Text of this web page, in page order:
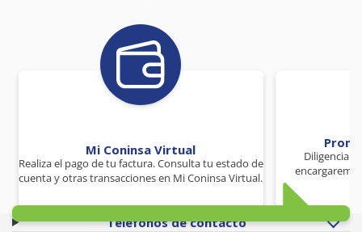
Mi Coninsa Virtual
Realiza el pago de tu factura. Consulta tu estado de
cuenta y otras transacciones en Mi Coninsa Virtual.
Diligencia
Teléfonos de contacto